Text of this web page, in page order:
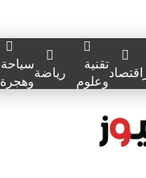
اقتصادتقنية
وعلوم
رياضةسياحة
وهجرة